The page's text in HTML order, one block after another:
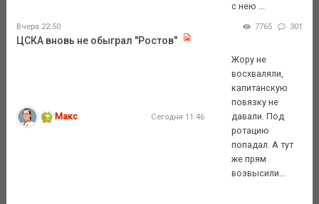
с нею ...
Вчера 22:50 7765 301
ЦСКА вновь не обыграл "Ростов"
Макс Сегодня 11:46
Жору не
восхваляли,
капитанскую
повязку не
давали. Под
ротацию
попадал. А тут
же прям
возвысили...